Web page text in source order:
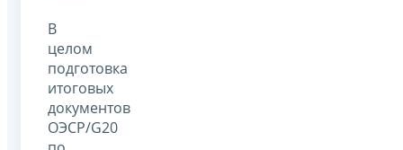
В
целом
подготовка
итоговых
документов
ОЭСР/G20